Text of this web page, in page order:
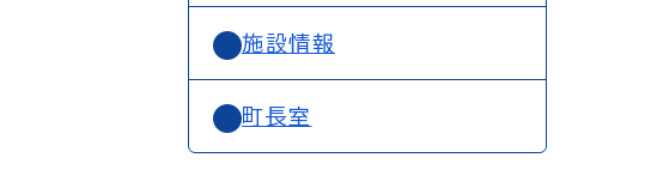
施設情報
町長室